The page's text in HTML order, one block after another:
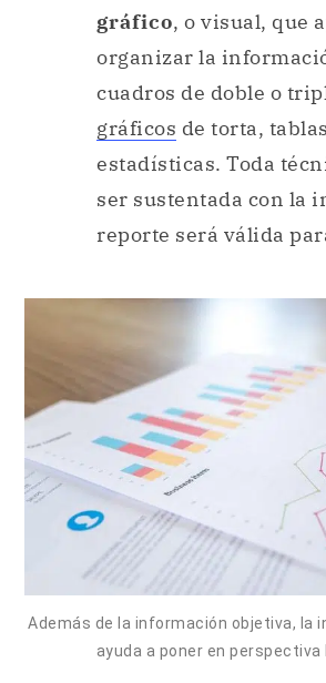
gráfico, o visual, que
organizar la
cuadros de doble o
gráficos de torta,
estadísticas. Toda
ser sustentada con la
reporte será válida
Además de la información objetiva, la
ayuda a poner en